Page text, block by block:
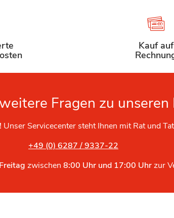
Kauf auf
Fragen zu
Unser Servicecenter steht Ihnen mit Rat und
+49 (0) 6287 / 9337-22
zwischen8:00 Uhr und 17:00 Uhrzur